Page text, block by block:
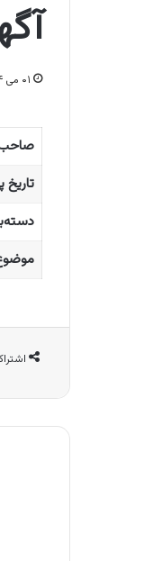
۰۱ می ۲۰۱۴